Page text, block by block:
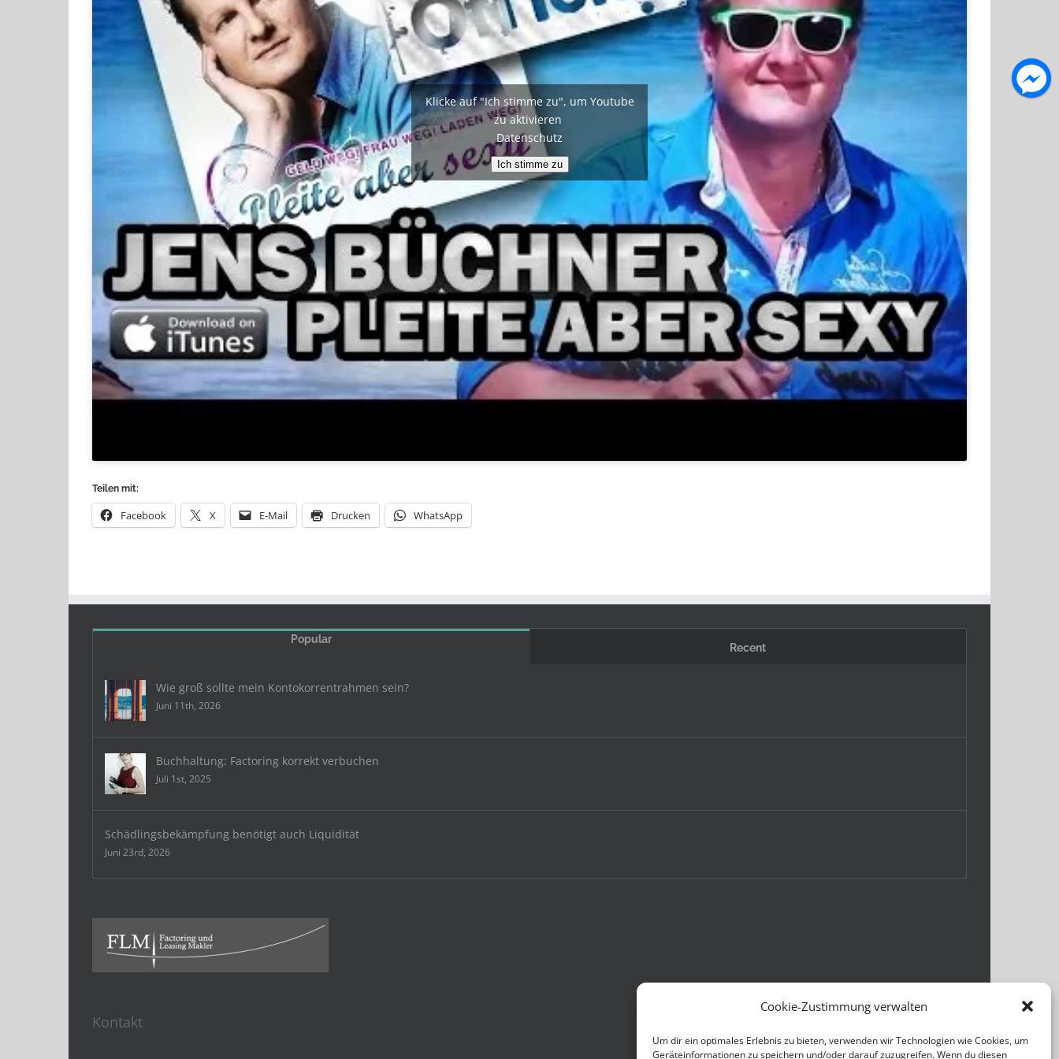
Cookie-Zustimmung verwalten
Um dir ein optimales Erlebnis zu bieten, verwenden wir Technologien wie Cookies, um
Geräteinformationen zu speichern und/oder darauf zuzugreifen. Wenn du diesen
Klicke auf "Ich stimme zu", um Youtube
zu aktivieren
Datenschutz
Ich stimme zu
Teilen mit:
Facebook X E-Mail Drucken WhatsApp
Popular
Recent
Wie groß sollte mein Kontokorrentrahmen sein?
Juni 11th, 2026
Buchhaltung: Factoring korrekt verbuchen
Juli 1st, 2025
Schädlingsbekämpfung benötigt auch Liquidität
Juni 23rd, 2026
Kontakt